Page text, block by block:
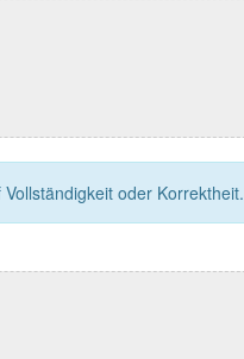
oder Korrektheit.